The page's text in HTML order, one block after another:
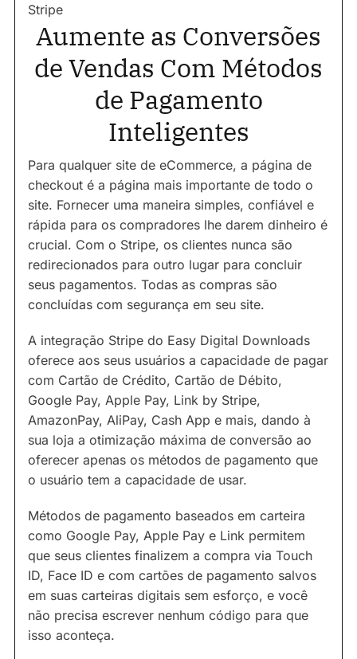
Stripe
Aumente as Conversões
de Vendas Com Métodos
de Pagamento
Inteligentes
Para qualquer site de eCommerce, a página de
checkout é a página mais importante de todo o
site. Fornecer uma maneira simples, confiável e
rápida para os compradores lhe darem dinheiro é
crucial. Com o Stripe, os clientes nunca são
redirecionados para outro lugar para concluir
seus pagamentos. Todas as compras são
concluídas com segurança em seu site.
A integração Stripe do Easy Digital Downloads
oferece aos seus usuários a capacidade de pagar
com Cartão de Crédito, Cartão de Débito,
Google Pay, Apple Pay, Link by Stripe,
AmazonPay, AliPay, Cash App e mais, dando à
sua loja a otimização máxima de conversão ao
oferecer apenas os métodos de pagamento que
o usuário tem a capacidade de usar.
Métodos de pagamento baseados em carteira
como Google Pay, Apple Pay e Link permitem
que seus clientes finalizem a compra via Touch
ID, Face ID e com cartões de pagamento salvos
em suas carteiras digitais sem esforço, e você
não precisa escrever nenhum código para que
isso aconteça.